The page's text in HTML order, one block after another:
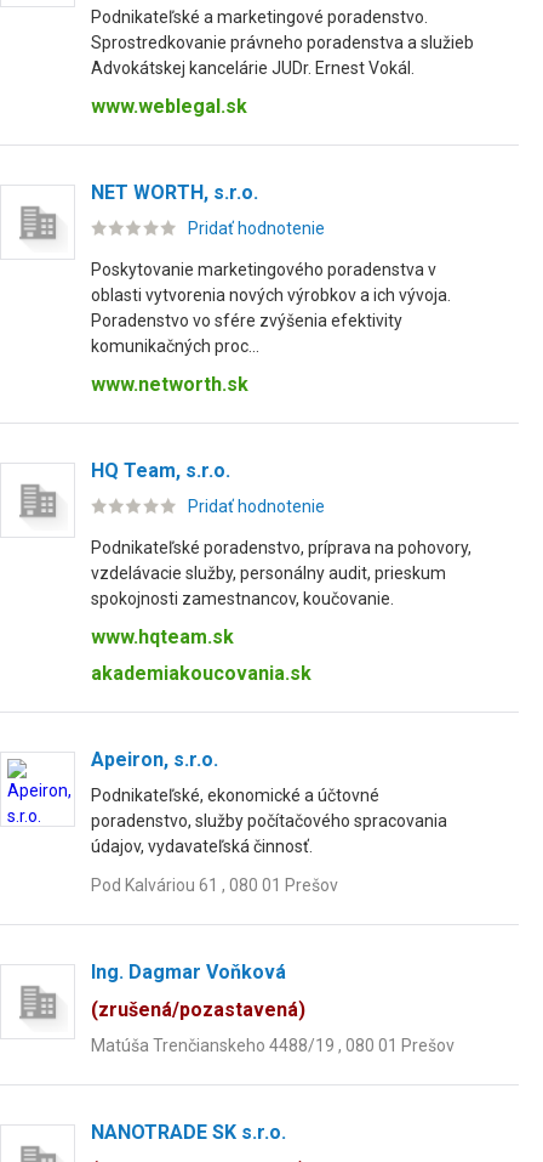
Podnikateľské a marketingové poradenstvo.
Sprostredkovanie právneho poradenstva a služieb
Advokátskej kancelárie JUDr. Ernest Vokál.
www.weblegal.sk
NET WORTH, s.r.o.
Pridať hodnotenie
Poskytovanie marketingového poradenstva v
oblasti vytvorenia nových výrobkov a ich vývoja.
Poradenstvo vo sfére zvýšenia efektivity
komunikačných proc...
www.networth.sk
HQ Team, s.r.o.
Pridať hodnotenie
Podnikateľské poradenstvo, príprava na pohovory,
vzdelávacie služby, personálny audit, prieskum
spokojnosti zamestnancov, koučovanie.
www.hqteam.sk
akademiakoucovania.sk
Apeiron, s.r.o.
Podnikateľské, ekonomické a účtovné
poradenstvo, služby počítačového spracovania
údajov, vydavateľská činnosť.
Pod Kalváriou 61 , 080 01 Prešov
Ing. Dagmar Voňková
(zrušená/pozastavená)
Matúša Trenčianskeho 4488/19 , 080 01 Prešov
NANOTRADE SK s.r.o.